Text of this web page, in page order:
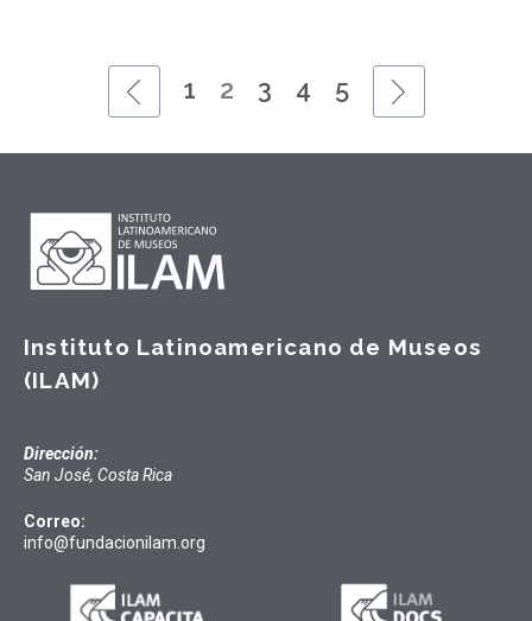
1 2 3 4 5
Instituto Latinoamericano de Museos
(ILAM)
Dirección:
San José, Costa Rica
Correo:
info@fundacionilam.org